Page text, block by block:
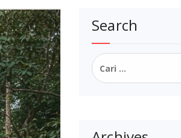
Search
Cari
untuk: